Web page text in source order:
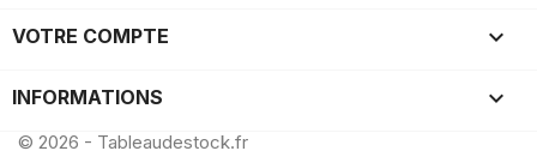
VOTRE COMPTE 
INFORMATIONS keyboard_arrow_down
© 2026 - Tableaudestock.fr